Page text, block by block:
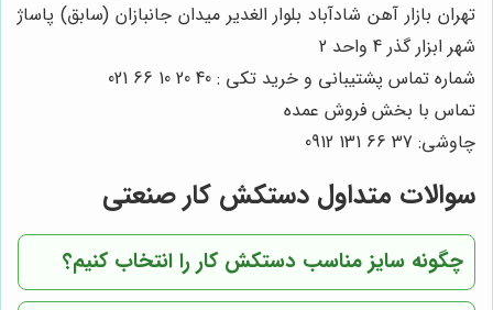
تهران بازار آهن شادآباد بلوار الغدیر میدان جانبازان (سابق) پاساژ
شهر ابزار گذر 4 واحد 2
شماره تماس پشتیبانی و خرید تکی : 40 20 10 66 021
تماس با بخش فروش عمده
چاوشی: 37 66 131 0912
سوالات متداول دستکش کار صنعتی
چگونه سایز مناسب دستکش کار را انتخاب کنیم؟